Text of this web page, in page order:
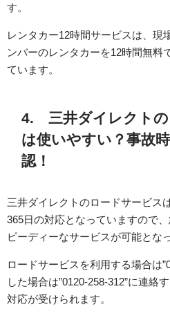
す。
レンタカー12時間サービスは、現
ンバーのレンタカーを12時間無料
ています。
4. 三井ダイレクトの
は使いやすい？事故
認！
三井ダイレクトのロードサービス
365日の対応となっていますので
ピーディーなサービスが可能とな
ロードサービスを利用する場合は
した場合は”0120-258-312”に連絡
対応が受けられます。